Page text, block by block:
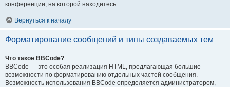
конференции, на которой находитесь.
Вернуться к началу
Форматирование сообщений и типы создаваемых тем
Что такое BBCode?
BBCode — это особая реализация HTML, предлагающая большие
возможности по форматированию отдельных частей сообщения.
Возможность использования BBCode определяется администратором,